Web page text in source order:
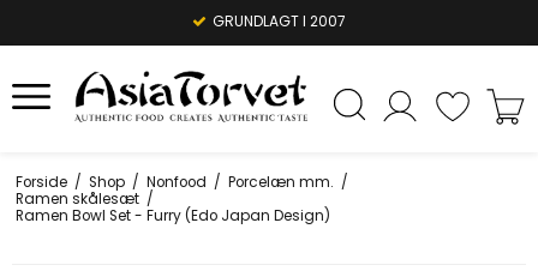
GRUNDLAGT I 2007
1-3 DAGES LEVERING
Forside / Shop / Nonfood / Porcelæn mm. /
Ramen skålesæt /
Ramen Bowl Set - Furry (Edo Japan Design)